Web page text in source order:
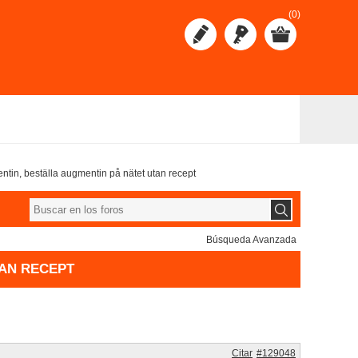
(0)
beställa augmentin på nätet utan recept
Búsqueda Avanzada
RECEPT
#129048
Citar